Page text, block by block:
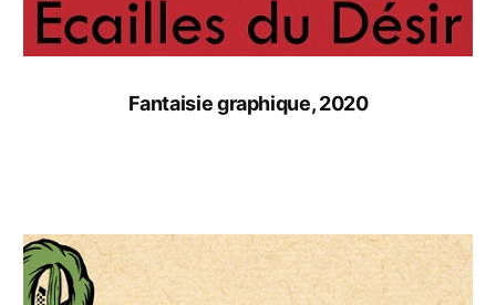
Fantaisie graphique, 2020